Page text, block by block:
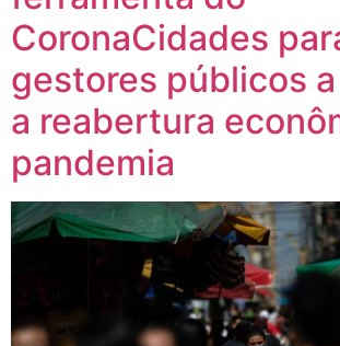
CoronaCidades
gestores públicos
a reabertura
pandemia